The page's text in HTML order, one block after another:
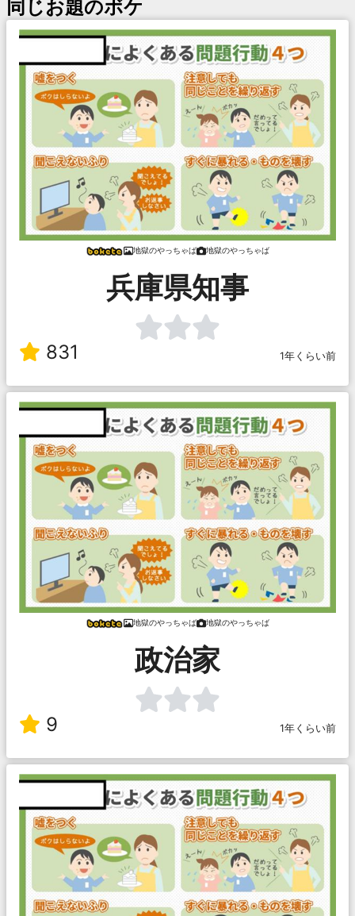
同じお題のボケ
地獄のやっちゃば 地獄のやっちゃば
兵庫県知事
831 1年くらい前
地獄のやっちゃば 地獄のやっちゃば
政治家
9 1年くらい前